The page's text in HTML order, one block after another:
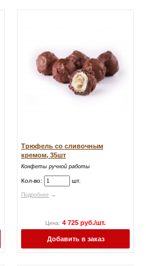
Трюфель со сливочным
кремом, 35шт
Конфеты ручной работы
Кол-во: шт.
Подробнее →
Цена: 4 725 руб./шт.
Добавить в заказ